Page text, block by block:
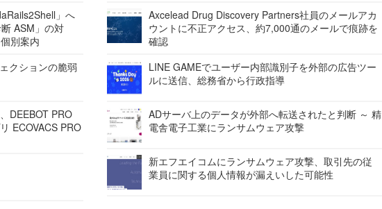
」へ
ASM」の対
別案内
クションの脆弱
DEEBOT PRO
ECOVACS PRO
Axcelead Drug Discovery Partners社員のメールアカ
ウントに不正アクセス、約7,000通のメールで痕跡を
確認
LINE GAMEでユーザー内部識別子を外部の広告ツー
ルに送信、総務省から行政指導
ADサーバ上のデータが外部へ転送されたと判断 ～ 精
電舎電子工業にランサムウェア攻撃
新エフエイコムにランサムウェア攻撃、取引先の従
業員に関する個人情報が漏えいした可能性